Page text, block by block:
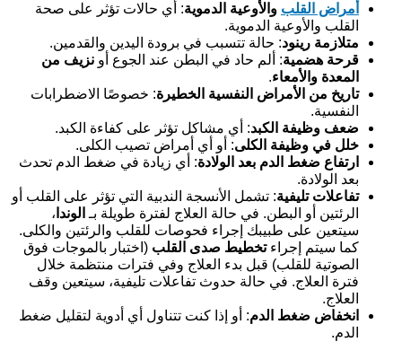
أمراض القلب والأوعية الدموية: أي حالات تؤثر على صحة
القلب والأوعية الدموية.
متلازمة رينود: حالة تتسبب في برودة اليدين والقدمين.
قرحة هضمية: ألم حاد في البطن عند الجوع أو نزيف من
المعدة والأمعاء.
تاريخ من الأمراض النفسية الخطيرة: خصوصًا الاضطرابات
النفسية.
ضعف وظيفة الكبد: أي مشاكل تؤثر على كفاءة الكبد.
خلل في وظيفة الكلى: أو أي أمراض تصيب الكلى.
ارتفاع ضغط الدم بعد الولادة: أي زيادة في ضغط الدم تحدث
بعد الولادة.
تفاعلات تليفية: تشمل الأنسجة الندبية التي تؤثر على القلب أو
الرئتين أو البطن. في حالة العلاج لفترة طويلة بـ الوندا ،
سيتعين على طبيبك إجراء فحوصات للقلب والرئتين والكلى.
كما سيتم إجراءتخطيط صدى القلب (اختبار بالموجات فوق
الصوتية للقلب) قبل بدء العلاج وفي فترات منتظمة خلال
فترة العلاج. في حالة حدوث تفاعلات تليفية، سيتعين وقف
العلاج.
انخفاض ضغط الدم: أو إذا كنت تتناول أي أدوية لتقليل ضغط
الدم.